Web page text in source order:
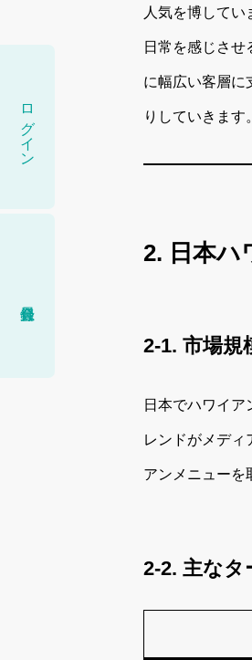
人気を博して
日常を感じさ
に幅広い客層に
りしていきます。
2. 日本ハ
2-1. 市場規
日本でハワイ
レンドがメディ
アンメニューを
2-2. 主なタ
ログイン